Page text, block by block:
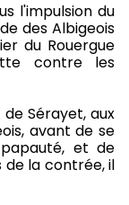
l'impulsion du
des Albigeois
du Rouergue
contre les
Sérayet, aux
avant de se
et de
de la contrée, il